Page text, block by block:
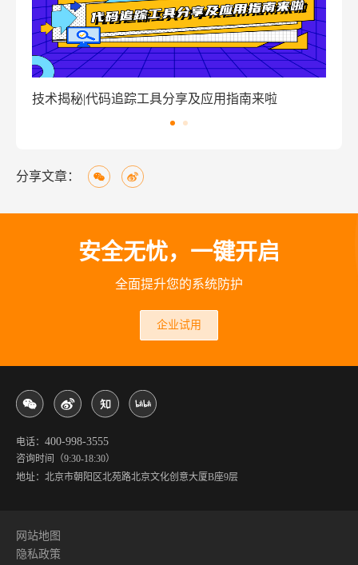
窃密病毒伪装Windows激活程序 盗取用户资金
分享文章：
安全无忧，一键开启
全面提升您的系统防护
企业试用
电话： 400-998-3555
咨询时间（9:30-18:30）
地址：北京市朝阳区北苑路北京文化创意大厦B座9层
网站地图
隐私政策